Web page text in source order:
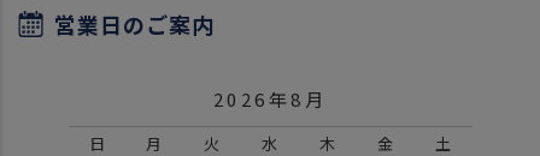
営業日のご案内
2026年8月
日 月 火 水 木 金 土